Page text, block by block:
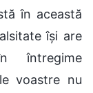
în această
își are
voastre nu